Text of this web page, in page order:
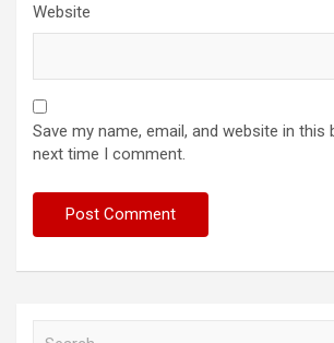
Website
Save my name, email, and website in
next time I comment.